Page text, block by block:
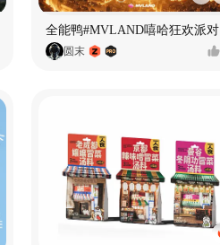
全能鸭#MVLAND嘻哈狂欢派对
圆末